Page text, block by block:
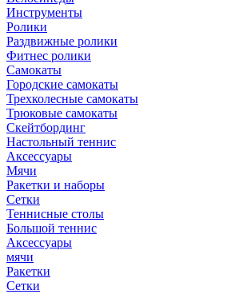
Инструменты
Ролики
Раздвижные ролики
Фитнес ролики
Самокаты
Городские самокаты
Трехколесные самокаты
Трюковые самокаты
Скейтбординг
Настольный теннис
Аксессуары
Мячи
Ракетки и наборы
Сетки
Теннисные столы
Большой теннис
Аксессуары
мячи
Ракетки
Сетки